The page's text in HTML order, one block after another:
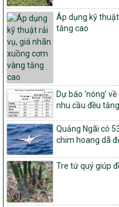
số: 19/2026/QĐ-TTg
Quy định điều kiện, trình tự,
và thu hồi quyết định công
đạt nông thôn mới hiện đại
vụ xây dựng nông thôn mới
Quyết định số 16/2026/
Quy định nguyên tắc, tiêu
ương và tỉ lệ vốn đối ứng
Chương trình mục tiêu
nghèo bền vững và phát
tộc thiểu số và miền núi giai
1451/QĐ-UBND
Phê duyệt danh sách các
trong xây dựng nông thôn
tỉnh Nghệ An
103/PTNT-NTM
Áp dụng kỹ
tăng cao
Dự báo ‘nóng’
nhu cầu đều
Quảng Ngãi có
chim hoang dã
Tre tứ quý giúp